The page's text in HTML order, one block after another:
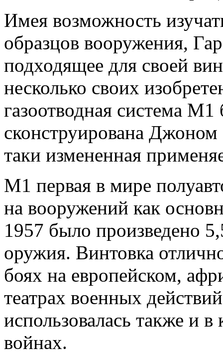
Имея возможность
образцов вооружения,
подходящее для своей
несколько своих
газоотводная система
сконструирована Джоном
таки измененная
М1 первая в мире
на вооружений как
1957 было произведено
оружия. Винтовка
боях на европейском,
театрах военных
использовалась также и
войнах.